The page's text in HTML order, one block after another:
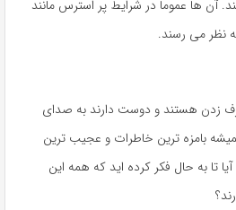
آن ها عموما در شرایط پر استرس مانند
نظر می رسند.
زدن هستند و دوست دارند به صدای
بامزه ترین خاطرات و عجیب ترین
تا به حال فکر کرده اید که همه این